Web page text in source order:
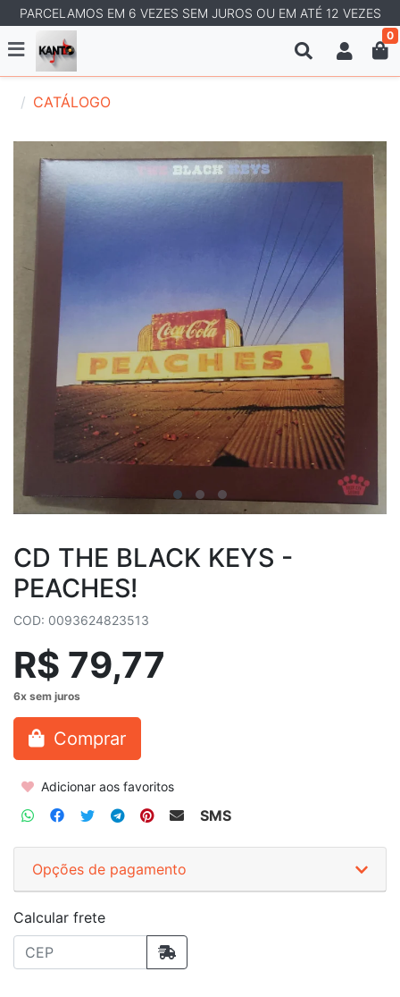
PARCELAMOS EM 6 VEZES SEM JUROS OU EM ATÉ 12 VEZES
0
CATÁLOGO
CD THE BLACK KEYS -
PEACHES!
COD: 0093624823513
R$ 79,77
Comprar
Adicionar aos favoritos
SMS
Opções de pagamento
Calcular frete